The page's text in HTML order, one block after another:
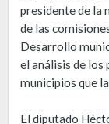
presidente de la
de las
Desarrollo
el análisis de los
municipios que
El diputado